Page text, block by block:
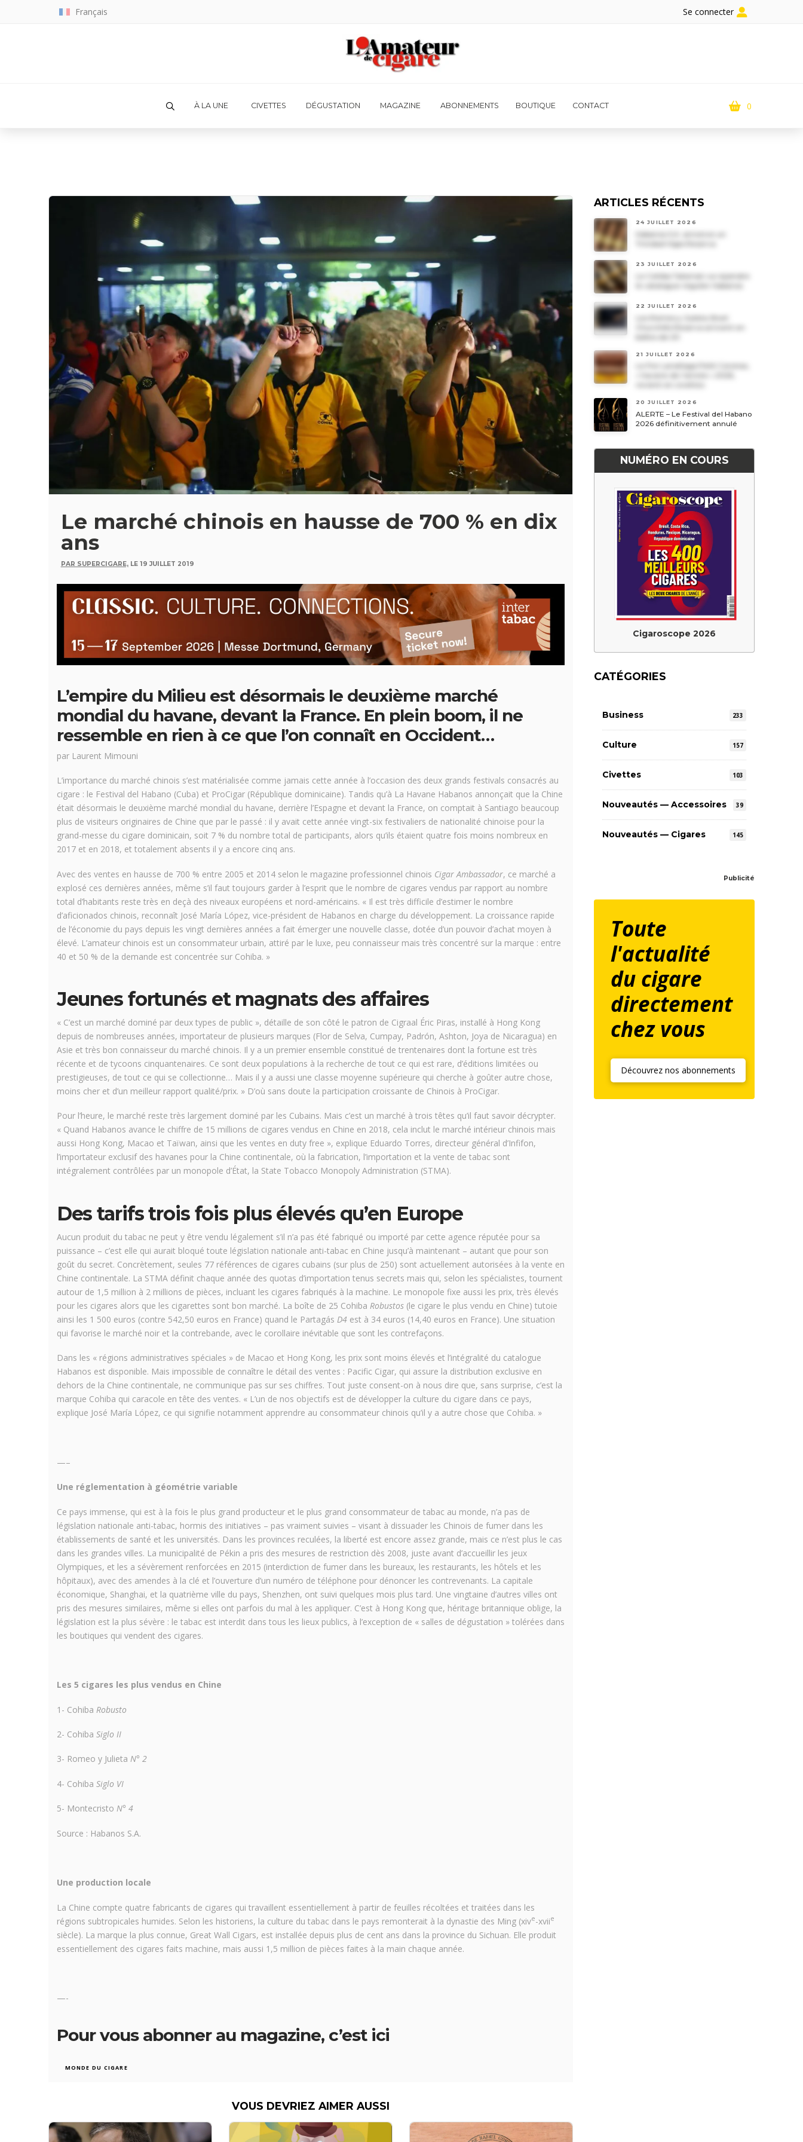
Français Se connecter
À LA UNE CIVETTES DÉGUSTATION MAGAZINE ABONNEMENTS BOUTIQUE CONTACT 0
Le marché chinois en hausse de 700 % en dix
ans
PAR SUPERCIGARE, LE 19 JUILLET 2019
L’empire du Milieu est désormais le deuxième marché
mondial du havane, devant la France. En plein boom, il ne
ressemble en rien à ce que l’on connaît en Occident…
par Laurent Mimouni
L’importance du marché chinois s’est matérialisée comme jamais cette année à l’occasion des deux grands festivals consacrés au
cigare : le Festival del Habano (Cuba) et ProCigar (République dominicaine). Tandis qu’à La Havane Habanos annonçait que la Chine
était désormais le deuxième marché mondial du havane, derrière l’Espagne et devant la France, on comptait à Santiago beaucoup
plus de visiteurs originaires de Chine que par le passé : il y avait cette année vingt-six festivaliers de nationalité chinoise pour la
grand-messe du cigare dominicain, soit 7 % du nombre total de participants, alors qu’ils étaient quatre fois moins nombreux en
2017 et en 2018, et totalement absents il y a encore cinq ans.
Avec des ventes en hausse de 700 % entre 2005 et 2014 selon le magazine professionnel chinois Cigar Ambassador, ce marché a
explosé ces dernières années, même s’il faut toujours garder à l’esprit que le nombre de cigares vendus par rapport au nombre
total d’habitants reste très en deçà des niveaux européens et nord-américains. « Il est très difficile d’estimer le nombre
d’aficionados chinois, reconnaît José María López, vice-président de Habanos en charge du développement. La croissance rapide
de l’économie du pays depuis les vingt dernières années a fait émerger une nouvelle classe, dotée d’un pouvoir d’achat moyen à
élevé. L’amateur chinois est un consommateur urbain, attiré par le luxe, peu connaisseur mais très concentré sur la marque : entre
40 et 50 % de la demande est concentrée sur Cohiba. »
Jeunes fortunés et magnats des affaires
« C’est un marché dominé par deux types de public », détaille de son côté le patron de Cigraal Éric Piras, installé à Hong Kong
depuis de nombreuses années, importateur de plusieurs marques (Flor de Selva, Cumpay, Padrón, Ashton, Joya de Nicaragua) en
Asie et très bon connaisseur du marché chinois. Il y a un premier ensemble constitué de trentenaires dont la fortune est très
récente et de tycoons cinquantenaires. Ce sont deux populations à la recherche de tout ce qui est rare, d’éditions limitées ou
prestigieuses, de tout ce qui se collectionne… Mais il y a aussi une classe moyenne supérieure qui cherche à goûter autre chose,
moins cher et d’un meilleur rapport qualité/prix. » D’où sans doute la participation croissante de Chinois à ProCigar.
Pour l’heure, le marché reste très largement dominé par les Cubains. Mais c’est un marché à trois têtes qu’il faut savoir décrypter.
« Quand Habanos avance le chiffre de 15 millions de cigares vendus en Chine en 2018, cela inclut le marché intérieur chinois mais
aussi Hong Kong, Macao et Taïwan, ainsi que les ventes en duty free », explique Eduardo Torres, directeur général d’Infifon,
l’importateur exclusif des havanes pour la Chine continentale, où la fabrication, l’importation et la vente de tabac sont
intégralement contrôlées par un monopole d’État, la State Tobacco Monopoly Administration (STMA).
Des tarifs trois fois plus élevés qu’en Europe
Aucun produit du tabac ne peut y être vendu légalement s’il n’a pas été fabriqué ou importé par cette agence réputée pour sa
puissance – c’est elle qui aurait bloqué toute législation nationale anti-tabac en Chine jusqu’à maintenant – autant que pour son
goût du secret. Concrètement, seules 77 références de cigares cubains (sur plus de 250) sont actuellement autorisées à la vente en
Chine continentale. La STMA définit chaque année des quotas d’importation tenus secrets mais qui, selon les spécialistes, tournent
autour de 1,5 million à 2 millions de pièces, incluant les cigares fabriqués à la machine. Le monopole fixe aussi les prix, très élevés
pour les cigares alors que les cigarettes sont bon marché. La boîte de 25 Cohiba Robustos(le cigare le plus vendu en Chine) tutoie
ainsi les 1 500 euros (contre 542,50 euros en France) quand le Partagás D4 est à 34 euros (14,40 euros en France). Une situation
qui favorise le marché noir et la contrebande, avec le corollaire inévitable que sont les contrefaçons.
Dans les « régions administratives spéciales » de Macao et Hong Kong, les prix sont moins élevés et l’intégralité du catalogue
Habanos est disponible. Mais impossible de connaître le détail des ventes : Pacific Cigar, qui assure la distribution exclusive en
dehors de la Chine continentale, ne communique pas sur ses chiffres. Tout juste consent-on à nous dire que, sans surprise, c’est la
marque Cohiba qui caracole en tête des ventes. « L’un de nos objectifs est de développer la culture du cigare dans ce pays,
explique José María López, ce qui signifie notamment apprendre au consommateur chinois qu’il y a autre chose que Cohiba. »
—–
Une réglementation à géométrie variable
Ce pays immense, qui est à la fois le plus grand producteur et le plus grand consommateur de tabac au monde, n’a pas de
législation nationale anti-tabac, hormis des initiatives – pas vraiment suivies – visant à dissuader les Chinois de fumer dans les
établissements de santé et les universités. Dans les provinces reculées, la liberté est encore assez grande, mais ce n’est plus le cas
dans les grandes villes. La municipalité de Pékin a pris des mesures de restriction dès 2008, juste avant d’accueillir les jeux
Olympiques, et les a sévèrement renforcées en 2015 (interdiction de fumer dans les bureaux, les restaurants, les hôtels et les
hôpitaux), avec des amendes à la clé et l’ouverture d’un numéro de téléphone pour dénoncer les contrevenants. La capitale
économique, Shanghai, et la quatrième ville du pays, Shenzhen, ont suivi quelques mois plus tard. Une vingtaine d’autres villes ont
pris des mesures similaires, même si elles ont parfois du mal à les appliquer. C’est à Hong Kong que, héritage britannique oblige, la
législation est la plus sévère : le tabac est interdit dans tous les lieux publics, à l’exception de « salles de dégustation » tolérées dans
les boutiques qui vendent des cigares.
Les 5 cigares les plus vendus en Chine
1- Cohiba Robusto
2- Cohiba Siglo II
3- Romeo y Julieta N° 2
4- Cohiba Siglo VI
5- Montecristo N° 4
Source : Habanos S.A.
Une production locale
La Chine compte quatre fabricants de cigares qui travaillent essentiellement à partir de feuilles récoltées et traitées dans les
régions subtropicales humides. Selon les historiens, la culture du tabac dans le pays remonterait à la dynastie des Ming (xive-xviie
siècle). La marque la plus connue, Great Wall Cigars, est installée depuis plus de cent ans dans la province du Sichuan. Elle produit
essentiellement des cigares faits machine, mais aussi 1,5 million de pièces faites à la main chaque année.
—-
Pour vous abonner au magazine, c’est ici
MONDE DU CIGARE
VOUS DEVRIEZ AIMER AUSSI
ARTICLES RÉCENTS
24 JUILLET 2026
Habanos S.A. annonce un
Trinidad Vigia Reserva
23 JUILLET 2026
Le Cohiba Talismán va rejoindre
le catalogue régulier Habanos
22 JUILLET 2026
Les Romeo y Julieta Short
21 JUILLET 2026
Le Por Larrañaga Petit Coronas,
20 JUILLET 2026
ALERTE – Le Festival del Habano
2026 définitivement annulé
NUMÉRO EN COURS
Cigaroscope 2026
CATÉGORIES
Business 233
Culture 157
Civettes 103
Nouveautés — Accessoires 39
Nouveautés — Cigares 145
Publicité
Toute
l'actualité
du cigare
directement
chez vous
Découvrez nos abonnements